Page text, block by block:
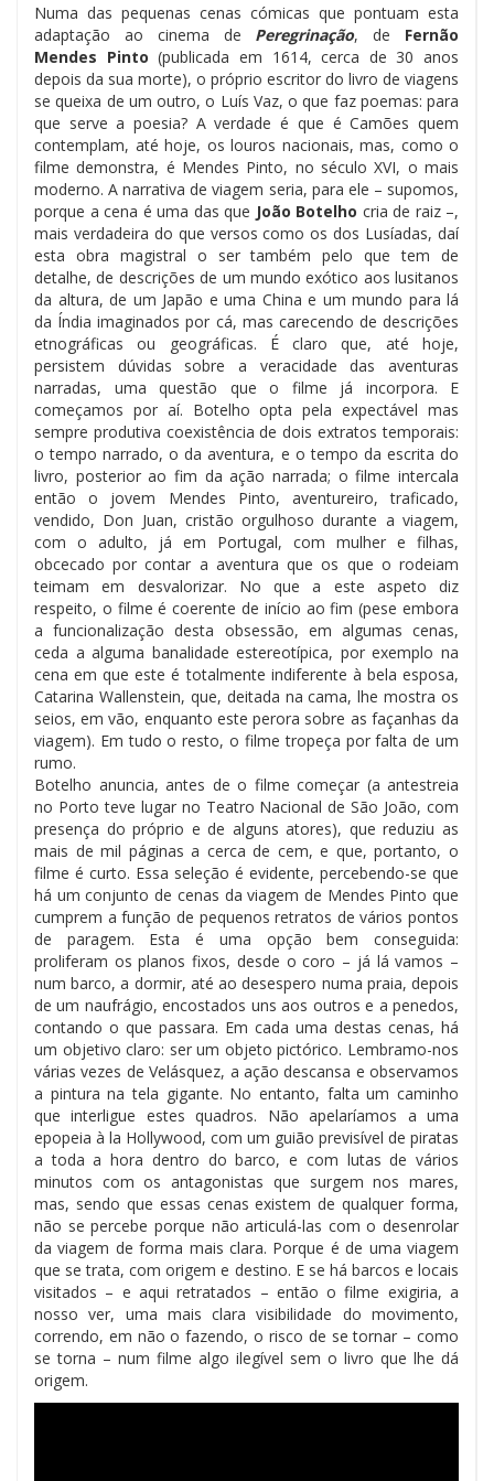
Numa das pequenas cenas cómicas que pontuam esta
adaptação ao cinema de Peregrinação, de Fernão
Mendes Pinto (publicada em 1614, cerca de 30 anos
depois da sua morte), o próprio escritor do livro de viagens
se queixa de um outro, o Luís Vaz, o que faz poemas: para
que serve a poesia? A verdade é que é Camões quem
contemplam, até hoje, os louros nacionais, mas, como o
filme demonstra, é Mendes Pinto, no século XVI, o mais
moderno. A narrativa de viagem seria, para ele – supomos,
porque a cena é uma das que João Botelho cria de raiz –,
mais verdadeira do que versos como os dos Lusíadas, daí
esta obra magistral o ser também pelo que tem de
detalhe, de descrições de um mundo exótico aos lusitanos
da altura, de um Japão e uma China e um mundo para lá
da Índia imaginados por cá, mas carecendo de descrições
etnográficas ou geográficas. É claro que, até hoje,
persistem dúvidas sobre a veracidade das aventuras
narradas, uma questão que o filme já incorpora. E
começamos por aí. Botelho opta pela expectável mas
sempre produtiva coexistência de dois extratos temporais:
o tempo narrado, o da aventura, e o tempo da escrita do
livro, posterior ao fim da ação narrada; o filme intercala
então o jovem Mendes Pinto, aventureiro, traficado,
vendido, Don Juan, cristão orgulhoso durante a viagem,
com o adulto, já em Portugal, com mulher e filhas,
obcecado por contar a aventura que os que o rodeiam
teimam em desvalorizar. No que a este aspeto diz
respeito, o filme é coerente de início ao fim (pese embora
a funcionalização desta obsessão, em algumas cenas,
ceda a alguma banalidade estereotípica, por exemplo na
cena em que este é totalmente indiferente à bela esposa,
Catarina Wallenstein, que, deitada na cama, lhe mostra os
seios, em vão, enquanto este perora sobre as façanhas da
viagem). Em tudo o resto, o filme tropeça por falta de um
rumo.
Botelho anuncia, antes de o filme começar (a antestreia
no Porto teve lugar no Teatro Nacional de São João, com
presença do próprio e de alguns atores), que reduziu as
mais de mil páginas a cerca de cem, e que, portanto, o
filme é curto. Essa seleção é evidente, percebendo-se que
há um conjunto de cenas da viagem de Mendes Pinto que
cumprem a função de pequenos retratos de vários pontos
de paragem. Esta é uma opção bem conseguida:
proliferam os planos fixos, desde o coro – já lá vamos –
num barco, a dormir, até ao desespero numa praia, depois
de um naufrágio, encostados uns aos outros e a penedos,
contando o que passara. Em cada uma destas cenas, há
um objetivo claro: ser um objeto pictórico. Lembramo-nos
várias vezes de Velásquez, a ação descansa e observamos
a pintura na tela gigante. No entanto, falta um caminho
que interligue estes quadros. Não apelaríamos a uma
epopeia à la Hollywood, com um guião previsível de piratas
a toda a hora dentro do barco, e com lutas de vários
minutos com os antagonistas que surgem nos mares,
mas, sendo que essas cenas existem de qualquer forma,
não se percebe porque não articulá-las com o desenrolar
da viagem de forma mais clara. Porque é de uma viagem
que se trata, com origem e destino. E se há barcos e locais
visitados – e aqui retratados – então o filme exigiria, a
nosso ver, uma mais clara visibilidade do movimento,
correndo, em não o fazendo, o risco de se tornar – como
se torna – num filme algo ilegível sem o livro que lhe dá
origem.